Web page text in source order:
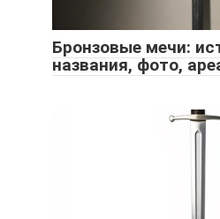
Бронзовые мечи:
названия, фото,